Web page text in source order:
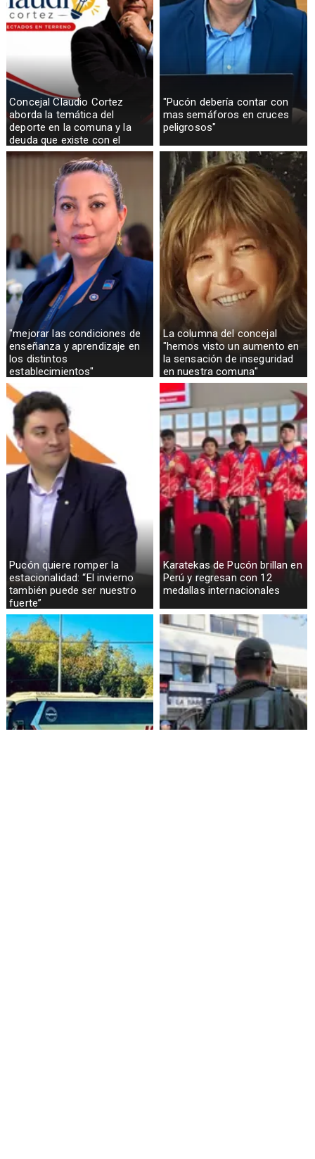
Concejal Claudio Cortez
aborda la temática del
deporte en la comuna y la
deuda que existe con el
sector rural
"Pucón debería contar con
mas semáforos en cruces
peligrosos"
"mejorar las condiciones de
enseñanza y aprendizaje en
los distintos
establecimientos"
La columna del concejal
"hemos visto un aumento en
la sensación de inseguridad
en nuestra comuna"
Pucón quiere romper la
estacionalidad: “El invierno
también puede ser nuestro
fuerte”
Karatekas de Pucón brillan en
Perú y regresan con 12
medallas internacionales